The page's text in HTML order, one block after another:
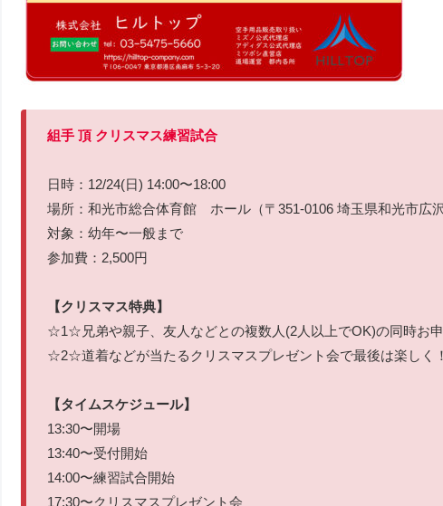
組手 頂 クリスマス練習試合
日時：12/24(日) 14:00〜18:00
場所：和光市総合体育館 ホール（〒351-0106 埼玉県和光市広沢
対象：幼年〜一般まで
参加費：2,500円
【クリスマス特典】
☆1☆兄弟や親子、友人などとの複数人(2人以上でOK)の同時お
☆2☆道着などが当たるクリスマスプレゼント会で最後は楽しく！
【タイムスケジュール】
13:30〜開場
13:40〜受付開始
14:00〜練習試合開始
17:30〜クリスマスプレゼント会